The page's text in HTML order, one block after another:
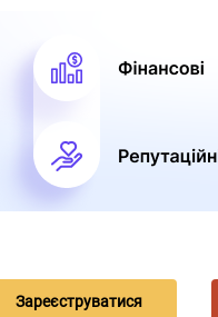
Зареєструватися